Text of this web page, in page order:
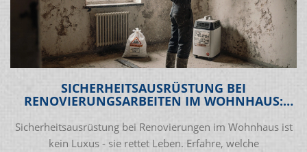
SICHERHEITSAUSRÜSTUNG BEI
RENOVIERUNGSARBEITEN IM WOHNHAUS:
Sicherheitsausrüstung bei Renovierungen im Wohnhaus ist
kein Luxus - sie rettet Leben. Erfahre, welche